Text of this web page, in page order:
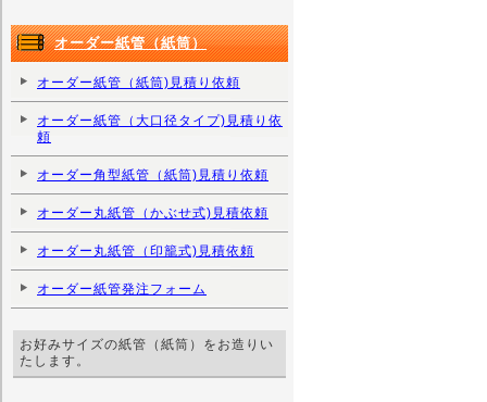
オーダー紙管（紙筒）
オーダー紙管（紙筒)見積り依頼
オーダー紙管（大口径タイプ)見積り依
頼
オーダー角型紙管（紙筒)見積り依頼
オーダー丸紙管（かぶせ式)見積依頼
オーダー丸紙管（印籠式)見積依頼
オーダー紙管発注フォーム
お好みサイズの紙管（紙筒）をお造りい
たします。